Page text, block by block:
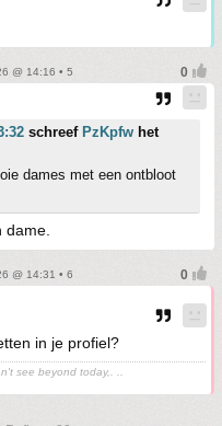
@ 14:16 • 5
schreef PzKpfw het
dames met een ontbloot
@ 14:31 • 6
in je profiel?
see beyond today,. ..